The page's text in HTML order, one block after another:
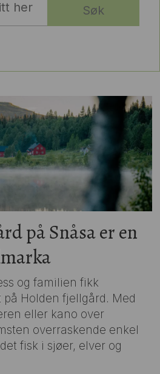
Søk
på Snåsa er en
og familien fikk
Holden fjellgård. Med
eller kano over
overraskende enkel
fisk i sjøer, elver og